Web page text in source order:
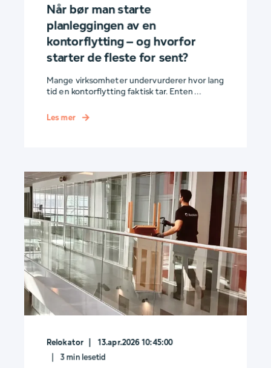
Når bør man starte
planleggingen av en
kontorflytting – og hvorfor
starter de fleste for sent?
Mange virksomheter undervurderer hvor lang
tid en kontorflytting faktisk tar. Enten ...
Les mer
Relokator
13.apr.2026 10:45:00
3min lesetid